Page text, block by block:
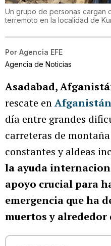
Un grupo de personas cargan
terremoto en la localidad de
Por Agencia EFE
Agencia de Noticias
Asadabad,
rescate enAfganistán
día entre grandes
carreteras de
constantes y aldeas
la ayuda
apoyo crucial para
emergencia que ha
muertos y alrededor